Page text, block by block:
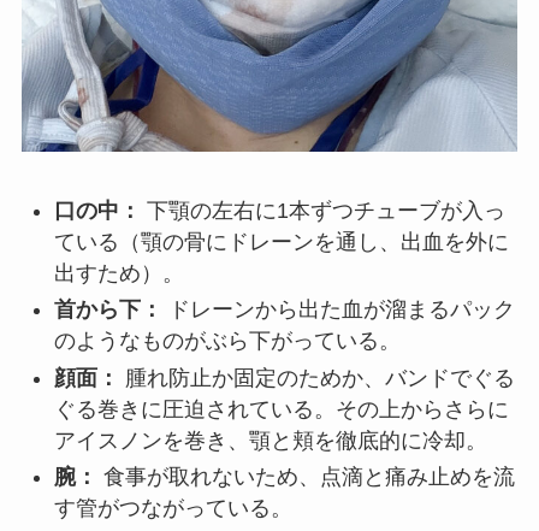
口の中： 下顎の左右に1本ずつチューブが入っ
ている（顎の骨にドレーンを通し、出血を外に
出すため）。
首から下：
ドレーンから出た血が溜まるパック
のようなものがぶら下がっている。
顔面：
腫れ防止か固定のためか、バンドでぐる
ぐる巻きに圧迫されている。その上からさらに
アイスノンを巻き、顎と頬を徹底的に冷却。
腕： 食事が取れないため、点滴と痛み止めを流
す管がつながっている。